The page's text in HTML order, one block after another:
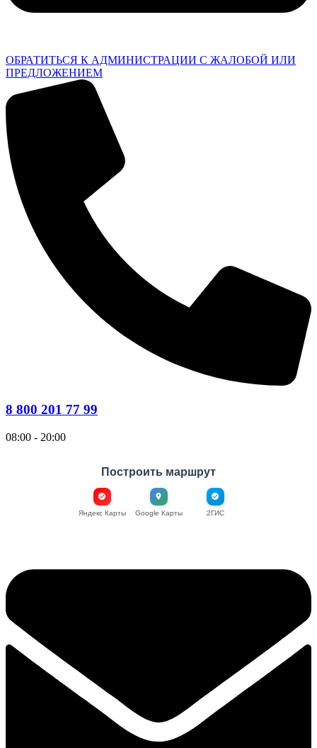
ОБРАТИТЬСЯ К АДМИНИСТРАЦИИ С ЖАЛОБОЙ ИЛИ
ПРЕДЛОЖЕНИЕМ
8 800 201 77 99
08:00 - 20:00
Построить маршрут
Яндекс Карты Google Карты 2ГИС